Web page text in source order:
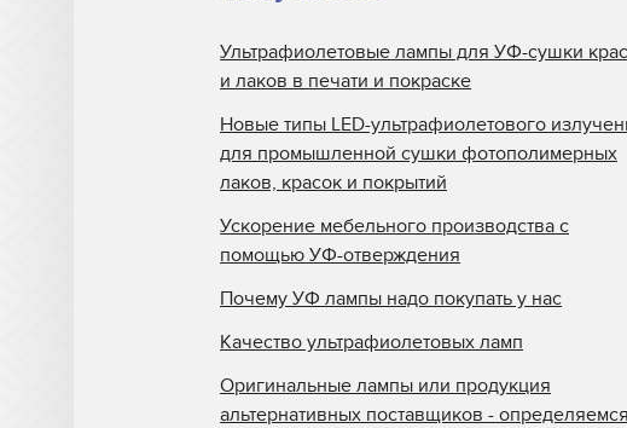
Ультрафиолетовые лампы для УФ-сушки
и лаков в печати и покраске
Новые типы LED-ультрафиолетового
для промышленной сушки фотополимерных
лаков, красок и покрытий
Ускорение мебельного производства с
помощью УФ-отверждения
Почему УФ лампы надо покупать у нас
Качество ультрафиолетовых ламп
Оригинальные лампы или продукция
альтернативных поставщиков -